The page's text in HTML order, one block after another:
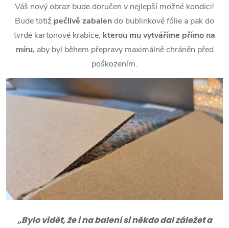
Váš nový obraz bude doručen v nejlepší možné kondici!
Bude totiž pečlivě zabalendo bublinkové fólie a pak do
tvrdé kartonové krabice, kterou mu vytváříme přímo na
míru, aby byl během přepravy maximálně chráněn před
poškozením.
„Bylo vidět, že i na balení si někdo dal záležet a